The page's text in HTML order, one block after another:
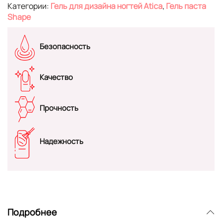
Категории: Гель для дизайна ногтей Atica, Гель паста
Shape
Безопасность
Качество
Прочность
Надежность
Подробнее